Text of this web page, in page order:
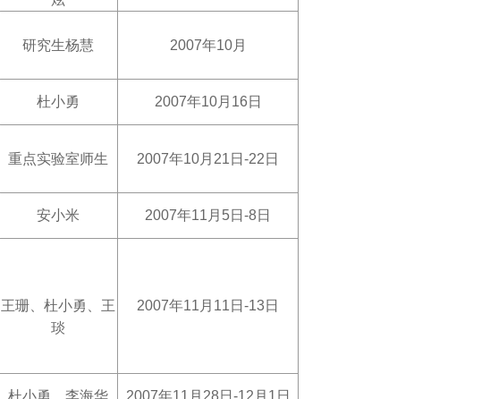
研究生杨慧 2007年10月
杜小勇 2007年10月16日
重点实验室师生 2007年10月21日-22日
安小米 2007年11月5日-8日
王珊、杜小勇、王
琰
2007年11月11日-13日
杜小勇、李海华 2007年11月28日-12月1日